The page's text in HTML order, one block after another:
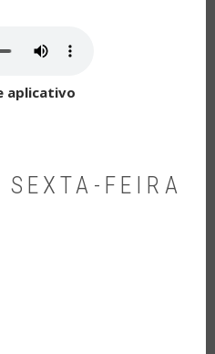
aplicativo
FEIRA